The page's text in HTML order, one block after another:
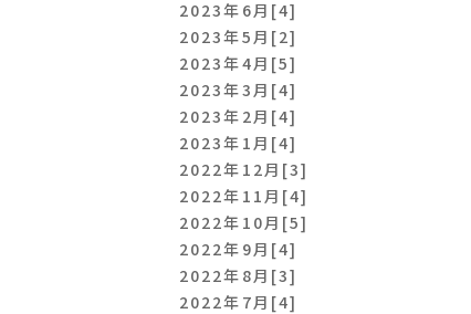
2023年6月[4]
2023年5月[2]
2023年4月[5]
2023年3月[4]
2023年2月[4]
2023年1月[4]
2022年12月[3]
2022年11月[4]
2022年10月[5]
2022年9月[4]
2022年8月[3]
2022年7月[4]